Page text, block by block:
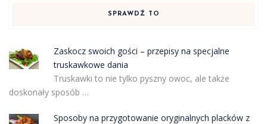
SPRAWDŹ TO
Zaskocz swoich gości – przepisy na specjalne
truskawkowe dania
Truskawki to nie tylko pyszny owoc, ale także
doskonały sposób …
Sposoby na przygotowanie oryginalnych placków z